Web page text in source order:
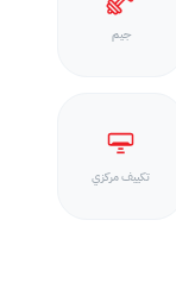
جيم
تكييف مركزي